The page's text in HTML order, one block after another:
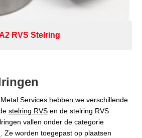
RVS Stelring
Services hebben we verschillende
stelring RVS en de stelring RVS
vallen onder de categorie
. Ze worden toegepast op plaatsen